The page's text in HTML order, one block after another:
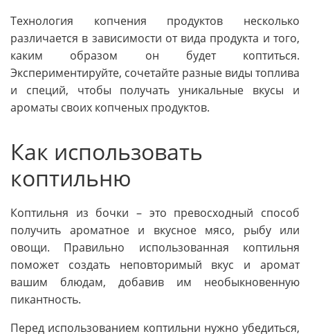
Технология копчения продуктов несколько
различается в зависимости от вида продукта и того,
каким образом он будет коптиться.
Экспериментируйте, сочетайте разные виды топлива
и специй, чтобы получать уникальные вкусы и
ароматы своих копченых продуктов.
Как использовать
коптильню
Коптильня из бочки – это превосходный способ
получить ароматное и вкусное мясо, рыбу или
овощи. Правильно использованная коптильня
поможет создать неповторимый вкус и аромат
вашим блюдам, добавив им необыкновенную
пикантность.
Перед использованием коптильни нужно убедиться,